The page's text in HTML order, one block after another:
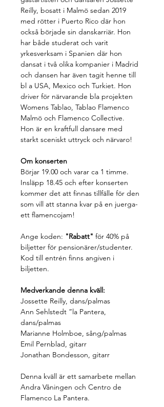
Reilly, bosatt i Malmö sedan 2019
med rötter i Puerto Rico där hon
också började sin danskarriär. Hon
har både studerat och varit
yrkesverksam i Spanien där hon
dansat i två olika kompanier i Madrid
och dansen har även tagit henne till
bl a USA, Mexico och Turkiet. Hon
driver för närvarande bla projekten
Womens Tablao, Tablao Flamenco
Malmö och Flamenco Collective.
Hon är en kraftfull dansare med
starkt sceniskt uttryck och närvaro!
Om konserten
Börjar 19.00 och varar ca 1 timme.
Insläpp 18.45 och efter konserten
kommer det att finnas tillfälle för den
som vill att stanna kvar på en juerga-
ett flamencojam!
Ange koden: "Rabatt" för 40% på
biljetter för pensionärer/studenter.
Kod till entrén finns angiven i
biljetten.
Medverkande denna kväll:
Jossette Reilly, dans/palmas
Ann Sehlstedt ”la Pantera,
dans/palmas
Marianne Holmboe, sång/palmas
Emil Pernblad, gitarr
Jonathan Bondesson, gitarr
Denna kväll är ett samarbete mellan
Andra Våningen och Centro de
Flamenco La Pantera.